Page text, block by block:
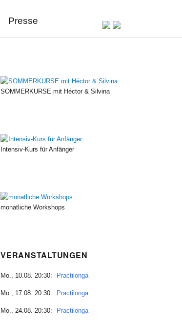
Presse
SOMMERKURSE mit Héctor & Silvina
Intensiv-Kurs für Anfänger
monatliche Workshops
VERANSTALTUNGEN
Mo., 10.08. 20:30: Practilonga
Mo., 17.08. 20:30: Practilonga
Mo., 24.08. 20:30: Practilonga